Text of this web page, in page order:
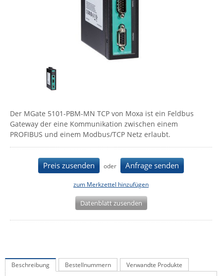
IP, WLAN & GSM Sensorik
IoT - Internet of Things
IPC, Industrielle Netzwerktechnik & WLAN
Industrielle Netzwerktechnik / Kommunikation
Wi-Fi - WLAN - Wireless
Serverräume
RMA / Rücksendung / Support
Contemporary Controls
Fokus Technologies
Gefen
Guntermann & Drunck
Icron
Kerlink
Der MGate 5101-PBM-MN TCP von Moxa ist ein Feldbus
Gateway der eine Kommunikation zwischen einem
PROFIBUS und einem Modbus/TCP Netz erlaubt.
Preis zusenden oder Anfrage senden
zum Merkzettel hinzufügen
Datenblatt zusenden
Beschreibung Bestellnummern Verwandte Produkte